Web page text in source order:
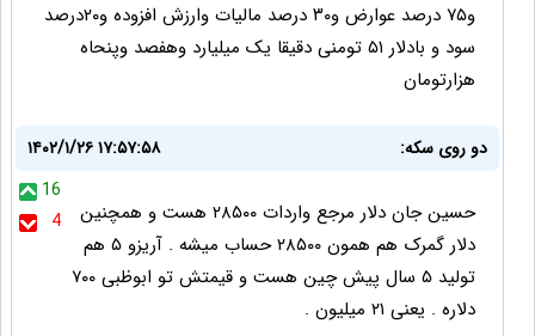
و۷۵ درصد عوارض و۳۰ درصد مالیات وارزش افزوده و۲۰درصد
سود و بادلار ۵۱ تومنی دقیقا یک میلیارد وهفصد وپنحاه
هزارتومان
دو روی سکه:
۱۴۰۲/۱/۲۶ ۱۷:۵۷:۵۸
16
4
حسین جان دلار مرجع واردات ۲۸۵۰۰ هست و همچنین
دلار گمرک هم همون ۲۸۵۰۰ حساب میشه . آریزو ۵ هم
تولید ۵ سال پیش چین هست و قیمتش تو ابوظبی ۷۰۰
دلاره . یعنی ۲۱ میلیون .